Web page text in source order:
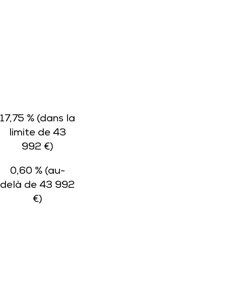
17,75 % (dans la
limite de 43
992 €)
0,60 % (au-
delà de 43 992
€)